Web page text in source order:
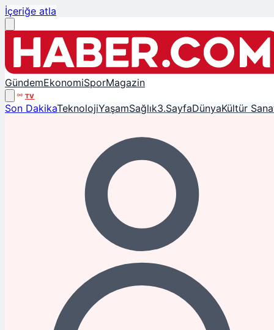
İçeriğe atla
GündemEkonomiSporMagazin
TV
Son DakikaTeknolojiYaşamSağlık3.SayfaDünyaKültür